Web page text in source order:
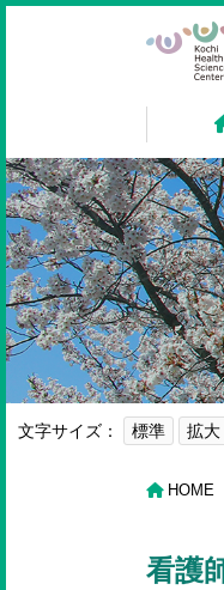
文字サイズ： 標準 拡大
HOME
看護